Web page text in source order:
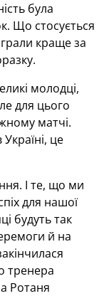
була
Що стосується
краще за
молодці,
для цього
матчі.
це
І те, що ми
для нашої
будуть так
й на
тренера
Ротаня